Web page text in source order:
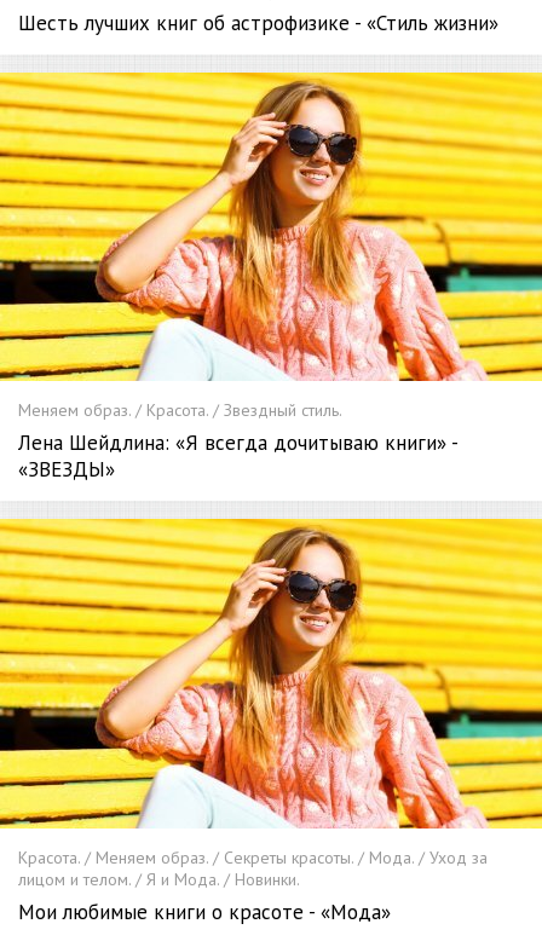
Шесть лучших книг об астрофизике - «Стиль жизни»
Меняем образ. / Красота. / Звездный стиль.
Лена Шейдлина: «Я всегда дочитываю книги» -
«ЗВЕЗДЫ»
Красота. / Меняем образ. / Секреты красоты. / Мода. / Уход за
лицом и телом. / Я и Мода. / Новинки.
Мои любимые книги о красоте - «Мода»